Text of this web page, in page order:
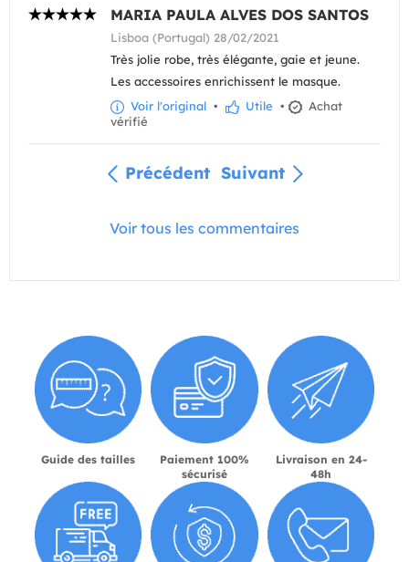
MARIA PAULA ALVES DOS SANTOS
Lisboa (Portugal) 28/02/2021
Très jolie robe, très élégante, gaie et jeune.
Les accessoires enrichissent le masque.
Voir l'original • Utile •
Achat
vérifié
Précédent Suivant
Voir tous les commentaires
Guide des tailles
Paiement 100%
sécurisé
Livraison en 24-
48h